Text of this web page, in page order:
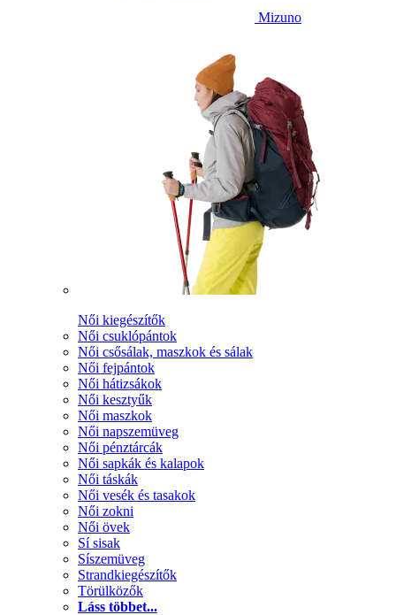
Mizuno
Női kiegészítők
Női csuklópántok
Női csősálak, maszkok és sálak
Női fejpántok
Női hátizsákok
Női kesztyűk
Női maszkok
Női napszemüveg
Női pénztárcák
Női sapkák és kalapok
Női táskák
Női vesék és tasakok
Női zokni
Női övek
Sí sisak
Síszemüveg
Strandkiegészítők
Törülközők
Láss többet...